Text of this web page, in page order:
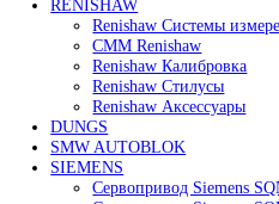
Линейные энкодеры
Линейные энкодеры
Линейные энкодеры
Линейные энкодеры
FANUC ROBOT
Робот Fanuc LR Mate
Робот Fanuc для
Коллаборативные-